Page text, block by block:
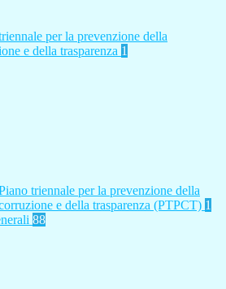
per la prevenzione della
e della trasparenza 1
triennale per la prevenzione della
e della trasparenza (PTPCT) 1
88